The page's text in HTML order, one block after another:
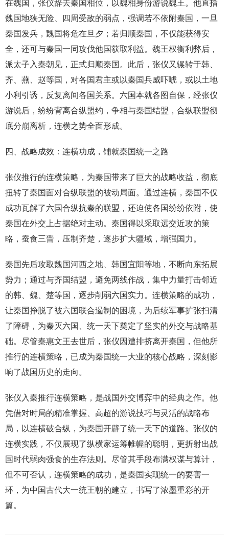
在魏国，张仪辞去秦国相位，以魏相身份游说魏王。他直指
魏国地狭无险、四周受敌的弱点，强调若不依附秦国，一旦
秦国发兵，魏国将危在旦夕；若归顺秦国，不仅能获得安
全，还可与秦国一同攻伐他国获取利益。魏王权衡利弊后，
派太子入秦朝见，正式归顺秦国。此后，张仪又辗转于韩、
齐、燕、赵等国，对各国君主或以秦国兵威吓唬，或以土地
小利引诱，反复离间各国关系。六国本就各图自保，经张仪
游说后，纷纷背离合纵盟约，争相与秦国结盟，合纵联盟彻
底分崩离析，连横之势全面形成。
四、战略成效：连横功成，铺就秦国统一之路
张仪推行的连横策略，为秦国带来了巨大的战略收益，彻底
扭转了秦国面对合纵联盟的被动局面。通过连横，秦国不仅
成功瓦解了六国合纵抗秦的联盟，还迫使各国纷纷依附，使
秦国在外交上占据绝对主动。秦国得以采取远交近攻的策
略，蚕食三晋，压制齐楚，逐步扩大疆域，增强国力。
秦国先后攻取魏国河西之地、韩国宜阳等地，不断向东拓展
势力；通过与齐国结盟，避免两线作战，集中力量打击邻近
的韩、魏、楚等国，逐步削弱六国实力。连横策略的成功，
让秦国挣脱了被六国联合遏制的困境，为后续军事扩张扫清
了障碍，为秦灭六国、统一天下奠定了坚实的外交与战略基
础。尽管秦惠文王去世后，张仪因遭排挤离开秦国，但他所
推行的连横策略，已成为秦国统一大业的核心战略，深刻影
响了战国历史的走向。
张仪入秦推行连横策略，是战国外交博弈中的经典之作。他
凭借对时局的精准掌握、高超的游说技巧与灵活的战略布
局，以连横破合纵，为秦国开辟了统一天下的道路。张仪的
连横实践，不仅展现了纵横家运筹帷幄的聪明，更折射出战
国时代弱肉强食的生存法则。尽管其手段布满权谋与算计，
但不可否认，连横策略的成功，是秦国实现统一的要害一
环，为中国古代大一统王朝的建立，书写了浓墨重彩的开
篇。